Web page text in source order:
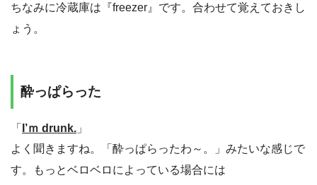
ちなみに冷蔵庫は『freezer』です。合わせて覚えておきし
ょう。
酔っぱらった
「 I’ｍ drunk. 」
よく聞きますね。「酔っぱらったわ～。」みたいな感じで
す。もっとベロベロによっている場合には